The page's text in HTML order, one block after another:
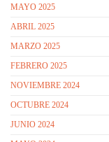
MAYO 2025
ABRIL 2025
MARZO 2025
FEBRERO 2025
NOVIEMBRE 2024
OCTUBRE 2024
JUNIO 2024